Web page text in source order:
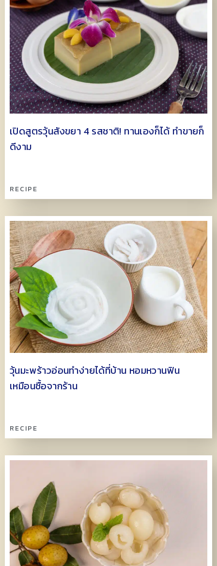
เปิดสูตรวุ้นสังขยา 4 รสชาติ! ทานเองก็ได้ ทำขายก็
ดีงาม
RECIPE
วุ้นมะพร้าวอ่อนทำง่ายได้ที่บ้าน หอมหวานฟิน
เหมือนซื้อจากร้าน
RECIPE